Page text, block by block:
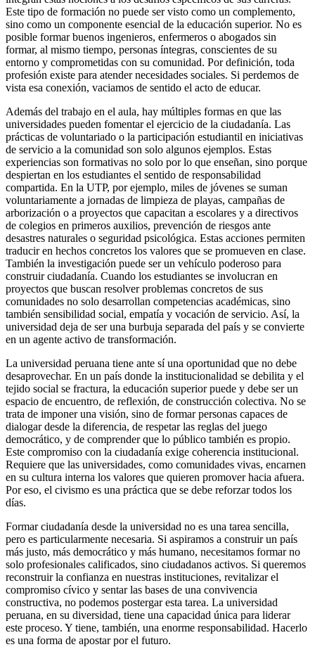
Este tipo de formación no puede ser visto como un complemento,
sino como un componente esencial de la educación superior. No es
posible formar buenos ingenieros, enfermeros o abogados sin
formar, al mismo tiempo, personas íntegras, conscientes de su
entorno y comprometidas con su comunidad. Por definición, toda
profesión existe para atender necesidades sociales. Si perdemos de
vista esa conexión, vaciamos de sentido el acto de educar.
Además del trabajo en el aula, hay múltiples formas en que las
universidades pueden fomentar el ejercicio de la ciudadanía. Las
prácticas de voluntariado o la participación estudiantil en iniciativas
de servicio a la comunidad son solo algunos ejemplos. Estas
experiencias son formativas no solo por lo que enseñan, sino porque
despiertan en los estudiantes el sentido de responsabilidad
compartida. En la UTP, por ejemplo, miles de jóvenes se suman
voluntariamente a jornadas de limpieza de playas, campañas de
arborización o a proyectos que capacitan a escolares y a directivos
de colegios en primeros auxilios, prevención de riesgos ante
desastres naturales o seguridad psicológica. Estas acciones permiten
traducir en hechos concretos los valores que se promueven en clase.
También la investigación puede ser un vehículo poderoso para
construir ciudadanía. Cuando los estudiantes se involucran en
proyectos que buscan resolver problemas concretos de sus
comunidades no solo desarrollan competencias académicas, sino
también sensibilidad social, empatía y vocación de servicio. Así, la
universidad deja de ser una burbuja separada del país y se convierte
en un agente activo de transformación.
La universidad peruana tiene ante sí una oportunidad que no debe
desaprovechar. En un país donde la institucionalidad se debilita y el
tejido social se fractura, la educación superior puede y debe ser un
espacio de encuentro, de reflexión, de construcción colectiva. No se
trata de imponer una visión, sino de formar personas capaces de
dialogar desde la diferencia, de respetar las reglas del juego
democrático, y de comprender que lo público también es propio.
Este compromiso con la ciudadanía exige coherencia institucional.
Requiere que las universidades, como comunidades vivas, encarnen
en su cultura interna los valores que quieren promover hacia afuera.
Por eso, el civismo es una práctica que se debe reforzar todos los
días.
Formar ciudadanía desde la universidad no es una tarea sencilla,
pero es particularmente necesaria. Si aspiramos a construir un país
más justo, más democrático y más humano, necesitamos formar no
solo profesionales calificados, sino ciudadanos activos. Si queremos
reconstruir la confianza en nuestras instituciones, revitalizar el
compromiso cívico y sentar las bases de una convivencia
constructiva, no podemos postergar esta tarea. La universidad
peruana, en su diversidad, tiene una capacidad única para liderar
este proceso. Y tiene, también, una enorme responsabilidad. Hacerlo
es una forma de apostar por el futuro.